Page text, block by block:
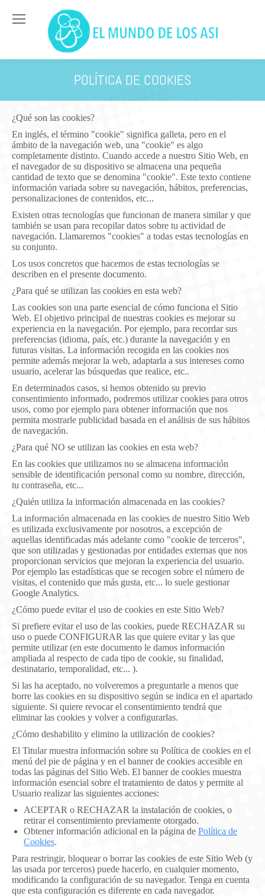
POLÍTICA DE COOKIES
¿Qué son las cookies?
En inglés, el término "cookie" significa galleta, pero en el
ámbito de la navegación web, una "cookie" es algo
completamente distinto. Cuando accede a nuestro Sitio Web, en
el navegador de su dispositivo se almacena una pequeña
cantidad de texto que se denomina "cookie". Este texto contiene
información variada sobre su navegación, hábitos, preferencias,
personalizaciones de contenidos, etc...
Existen otras tecnologías que funcionan de manera similar y que
también se usan para recopilar datos sobre tu actividad de
navegación. Llamaremos "cookies" a todas estas tecnologías en
su conjunto.
Los usos concretos que hacemos de estas tecnologías se
describen en el presente documento.
¿Para qué se utilizan las cookies en esta web?
Las cookies son una parte esencial de cómo funciona el Sitio
Web. El objetivo principal de nuestras cookies es mejorar su
experiencia en la navegación. Por ejemplo, para recordar sus
preferencias (idioma, país, etc.) durante la navegación y en
futuras visitas. La información recogida en las cookies nos
permite además mejorar la web, adaptarla a sus intereses como
usuario, acelerar las búsquedas que realice, etc..
En determinados casos, si hemos obtenido su previo
consentimiento informado, podremos utilizar cookies para otros
usos, como por ejemplo para obtener información que nos
permita mostrarle publicidad basada en el análisis de sus hábitos
de navegación.
¿Para qué NO se utilizan las cookies en esta web?
En las cookies que utilizamos no se almacena información
sensible de identificación personal como su nombre, dirección,
tu contraseña, etc...
¿Quién utiliza la información almacenada en las cookies?
La información almacenada en las cookies de nuestro Sitio Web
es utilizada exclusivamente por nosotros, a excepción de
aquellas identificadas más adelante como "cookie de terceros",
que son utilizadas y gestionadas por entidades externas que nos
proporcionan servicios que mejoran la experiencia del usuario.
Por ejemplo las estadísticas que se recogen sobre el número de
visitas, el contenido que más gusta, etc... lo suele gestionar
Google Analytics.
¿Cómo puede evitar el uso de cookies en este Sitio Web?
Si prefiere evitar el uso de las cookies, puede RECHAZAR su
uso o puede CONFIGURAR las que quiere evitar y las que
permite utilizar (en este documento le damos información
ampliada al respecto de cada tipo de cookie, su finalidad,
destinatario, temporalidad, etc... ).
Si las ha aceptado, no volveremos a preguntarle a menos que
borre las cookies en su dispositivo según se indica en el apartado
siguiente. Si quiere revocar el consentimiento tendrá que
eliminar las cookies y volver a configurarlas.
¿Cómo deshabilito y elimino la utilización de cookies?
El Titular muestra información sobre su Política de cookies en el
menú del pie de página y en el banner de cookies accesible en
todas las páginas del Sitio Web. El banner de cookies muestra
información esencial sobre el tratamiento de datos y permite al
Usuario realizar las siguientes acciones:
ACEPTAR o RECHAZAR la instalación de cookies, o
retirar el consentimiento previamente otorgado.
Obtener información adicional en la página de Política de
Cookies.
Para restringir, bloquear o borrar las cookies de este Sitio Web (y
las usada por terceros) puede hacerlo, en cualquier momento,
modificando la configuración de su navegador. Tenga en cuenta
que esta configuración es diferente en cada navegador.